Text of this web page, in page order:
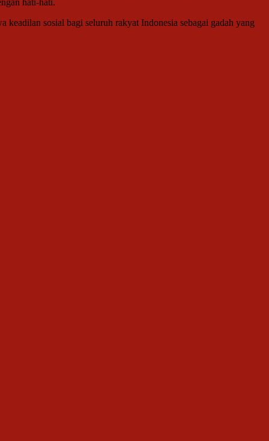
keadilan sosial bagi seluruh rakyat Indonesia sebagai gadah yang